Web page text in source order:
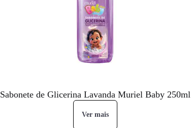
Sabonete de Glicerina Lavanda Muriel Baby 250ml
Ver mais